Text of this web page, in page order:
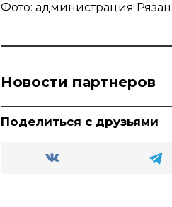
Фото: администрация
Новости партнеров
Поделиться с друзьями